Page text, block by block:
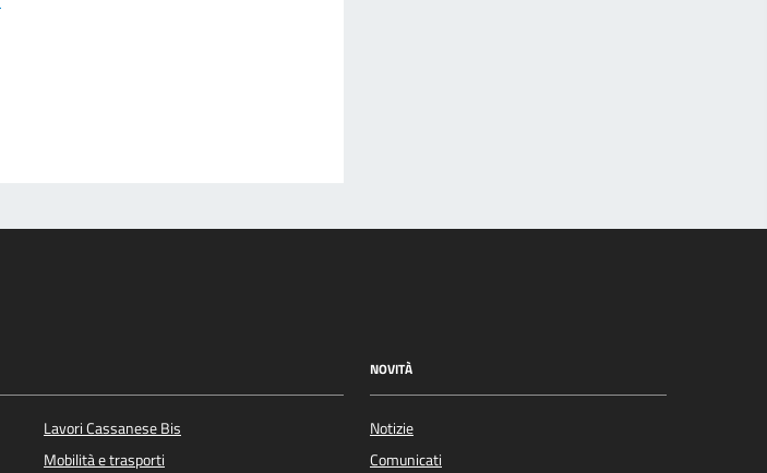
Lavori Cassanese Bis
Mobilità e trasporti
NOVITÀ
Notizie
Comunicati